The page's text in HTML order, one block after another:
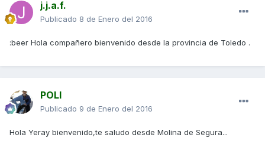
j.j.a.f.
Publicado 8 de Enero del 2016
:beer Hola compañero bienvenido desde la provincia de Toledo .
POLI
Publicado 9 de Enero del 2016
Hola Yeray bienvenido,te saludo desde Molina de Segura...